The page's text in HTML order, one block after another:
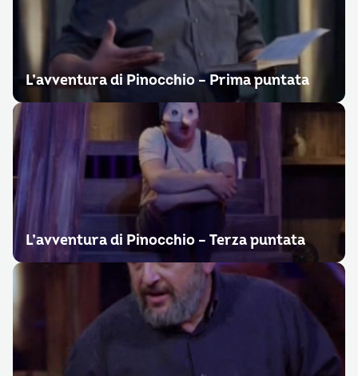
L’avventura di Pinocchio – Prima puntata
L’avventura di Pinocchio – Terza puntata